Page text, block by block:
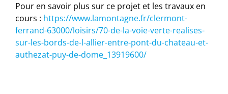
Pour en savoir plus sur ce projet et les travaux en
cours : https://www.lamontagne.fr/clermont-
ferrand-63000/loisirs/70-de-la-voie-verte-realises-
sur-les-bords-de-l-allier-entre-pont-du-chateau-et-
authezat-puy-de-dome_13919600/